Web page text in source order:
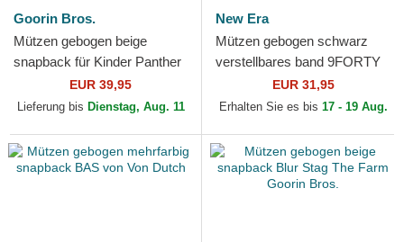
Goorin Bros.
Mützen gebogen beige
snapback für Kinder Panther
Mini The Farm Goorin Bros.
EUR 39,95
Lieferung bis Dienstag, Aug. 11
New Era
Mützen gebogen schwarz
verstellbares band 9FORTY
Core der Red Bull Racing
Formula 1 von New Era
EUR 31,95
Erhalten Sie es bis 17 - 19 Aug.